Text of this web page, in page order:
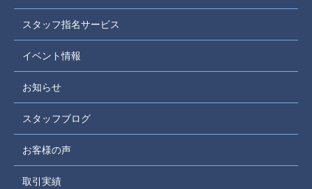
スタッフ指名サービス
イベント情報
お知らせ
スタッフブログ
お客様の声
取引実績